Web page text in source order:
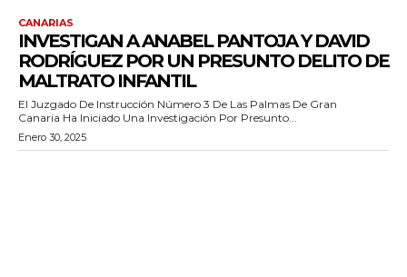
CANARIAS
INVESTIGAN A ANABEL PANTOJA Y DAVID
RODRÍGUEZ POR UN PRESUNTO DELITO DE
MALTRATO INFANTIL
El Juzgado De Instrucción Número 3 De Las Palmas De Gran
Canaria Ha Iniciado Una Investigación Por Presunto...
Enero 30, 2025